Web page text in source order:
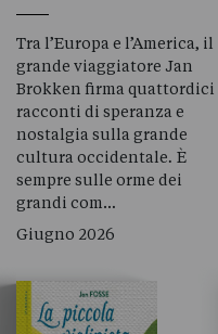
Tra l’Europa e l’America, il
grande viaggiatore Jan
Brokken firma quattordici
racconti di speranza e
nostalgia sulla grande
cultura occidentale. È
sempre sulle orme dei
grandi com…
Giugno 2026